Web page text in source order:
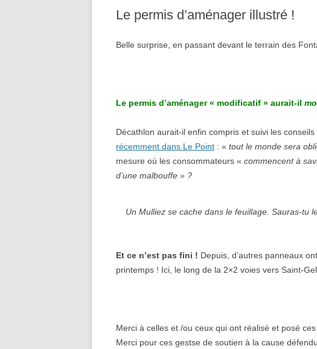
Le permis d’aménager illustré !
Belle surprise, en passant devant le terrain des
Le permis d’aménager « modificatif » aurait-il
Décathlon aurait-il enfin compris et suivi les
récemment dans Le Point : « tout le monde sera
mesure où les consommateurs « commencent à
d’une malbouffe » ?
Un Mulliez se cache dans le feuillage. Sauras-tu
Et ce n’est pas fini ! Depuis, d’autres panneaux
printemps ! Ici, le long de la 2×2 voies vers Saint-
Merci à celles et /ou ceux qui ont réalisé et posé
Merci pour ces gestse de soutien à la cause